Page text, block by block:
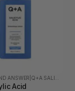
ANSWER
Acid